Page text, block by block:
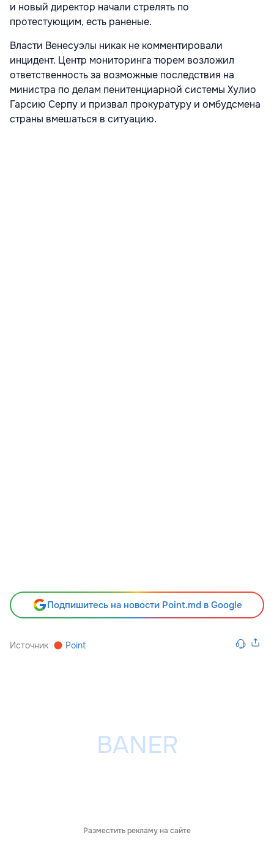
и новый директор начали стрелять по
протестующим, есть раненые.
Власти Венесуэлы никак не комментировали
инцидент. Центр мониторинга тюрем возложил
ответственность за возможные последствия на
министра по делам пенитенциарной системы Хулио
Гарсию Серпу и призвал прокуратуру и омбудсмена
страны вмешаться в ситуацию.
Подпишитесь на новости Point.md в Google
Источник Point
Разместить рекламу на сайте